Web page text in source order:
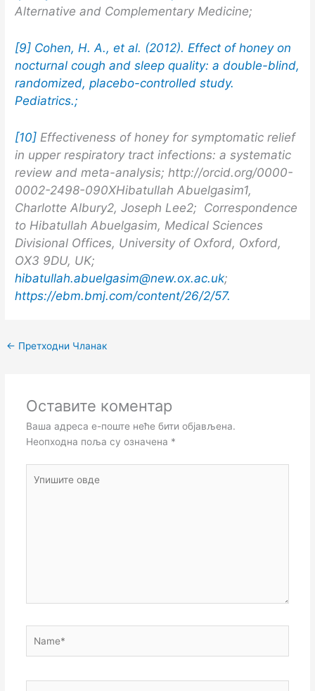
Alternative and Complementary Medicine;
[9] Cohen, H. A., et al. (2012).Effect of honey on
nocturnal cough and sleep quality: a double-blind,
randomized, placebo-controlled study.
Pediatrics.;
[10] Effectiveness of honey for symptomatic relief
in upper respiratory tract infections: a systematic
review and meta-analysis;http://orcid.org/0000-
0002-2498-090XHibatullah Abuelgasim1,
Charlotte Albury2, Joseph Lee2; Correspondence
to Hibatullah Abuelgasim, Medical Sciences
Divisional Offices, University of Oxford, Oxford,
OX3 9DU, UK;
hibatullah.abuelgasim@new.ox.ac.uk;
https://ebm.bmj.com/content/26/2/57.
← Претходни Чланак
Оставите коментар
Ваша адреса е-поште неће бити објављена.
Неопходна поља су означена *
овде